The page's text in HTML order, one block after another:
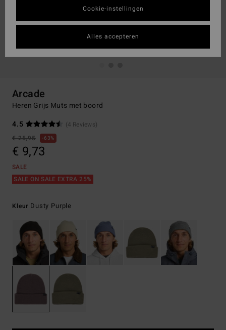
Arcade
Heren Grijs Muts met boord
4.5
(4 Reviews)
€ 25,95
63%
€ 9,73
SALE
SALE ON SALE EXTRA 25%
Kleur Dusty Purple
Cookie-instellingen
Alles accepteren